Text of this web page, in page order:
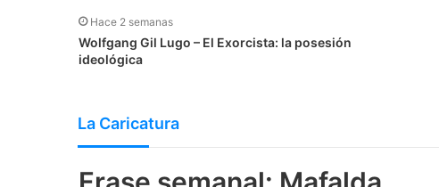
Hace 2 semanas
Wolfgang Gil Lugo – El Exorcista: la posesión
ideológica
La Caricatura